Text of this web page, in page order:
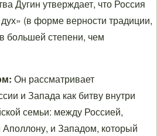
Дугин утверждает, что Россия
(в форме верности традиции,
большей степени, чем
Он рассматривает
и Запада как битву внутри
семьи: между Россией,
и Западом, который